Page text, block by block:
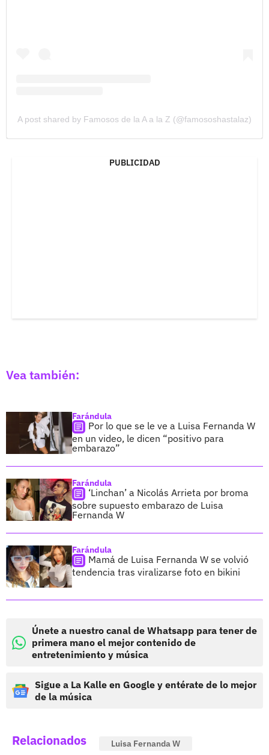
A post shared by Famosos de la A a la Z (@famososhastalaz)
PUBLICIDAD
Vea también:
Farándula
Por lo que se le ve a Luisa Fernanda W
en un video, le dicen “positivo para
embarazo”
Farándula
‘Linchan’ a Nicolás Arrieta por broma
sobre supuesto embarazo de Luisa
Fernanda W
Farándula
Mamá de Luisa Fernanda W se volvió
tendencia tras viralizarse foto en bikini
Únete a nuestro canal de Whatsapp para tener de
primera mano el mejor contenido de
entretenimiento y música
Sigue a La Kalle en Google y entérate de lo mejor
de la música
Relacionados Luisa Fernanda W